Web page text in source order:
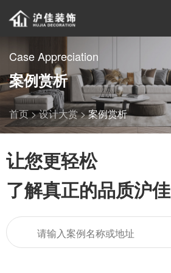
Case Appreciation
案例赏析
首页 >设计大赏 >案例赏析
让您更轻松
了解真正的品质沪佳